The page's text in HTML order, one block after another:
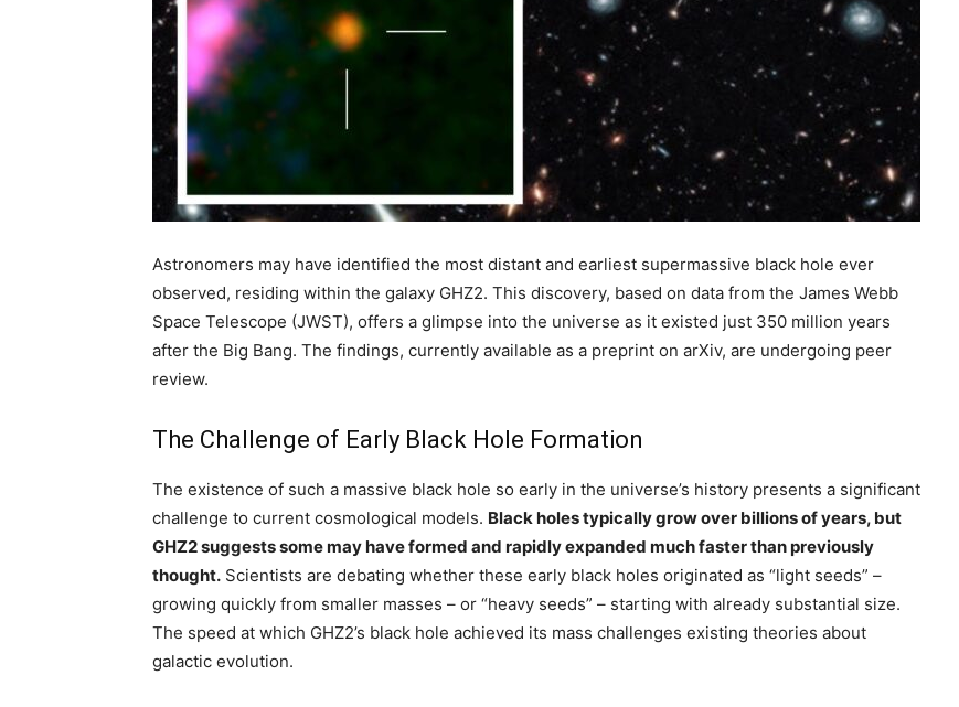
Astronomers may have identified the most distant and earliest supermassive black hole ever
observed, residing within the galaxy GHZ2. This discovery, based on data from the James Webb
Space Telescope (JWST), offers a glimpse into the universe as it existed just 350 million years
after the Big Bang. The findings, currently available as a preprint on arXiv, are undergoing peer
review.
The Challenge of Early Black Hole Formation
The existence of such a massive black hole so early in the universe’s history presents a significant
challenge to current cosmological models. Black holes typically grow over billions of years, but
GHZ2 suggests some may have formed and rapidly expanded much faster than previously
thought. Scientists are debating whether these early black holes originated as “light seeds” –
growing quickly from smaller masses – or “heavy seeds” – starting with already substantial size.
The speed at which GHZ2’s black hole achieved its mass challenges existing theories about
galactic evolution.